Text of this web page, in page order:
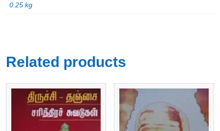
0.25 kg
Related products